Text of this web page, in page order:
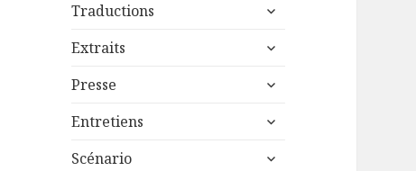
sous-
Traductions
ouvrir
sous-
Extraits
ouvrir
sous-
Presse
ouvrir
sous-
Entretiens
ouvrir
sous-
Scénario
ouvrir